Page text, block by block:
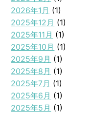
2026年1月 (1)
2025年12月 (1)
2025年11月 (1)
2025年10月 (1)
2025年9月 (1)
2025年8月 (1)
2025年7月 (1)
2025年6月 (1)
2025年5月 (1)